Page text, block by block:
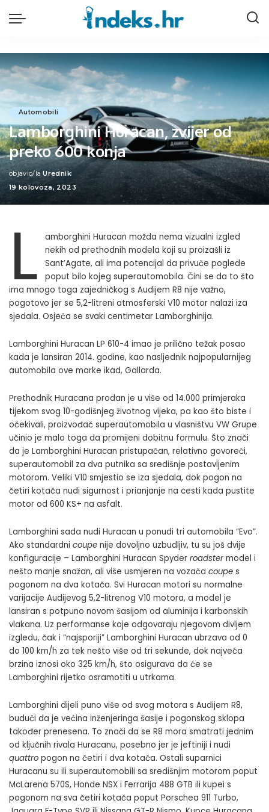
Automobili
Lamborghini Huracan, zvijer od
preko 600 konja
Posted
by
objavio/la Urednik
19 kolovoza, 2023
L
amborghini Huracan možda nema vizualni izgled
nekih od prethodnih modela koji su proizašli iz
Sant’Agate, ali ima potencijal da privuče poglede
poput bilo kojeg superautomobila. Čini se da to što
ima mnogo toga zajedničkog s Audijem R8 nije važno,
pogotovo jer se 5,2-litreni atmosferski V10 motor nalazi iza
sjedala. Osjeća se svaki centimetar Lamborghinija.
Lamborghini Huracan LP 610-4 imao je prilično težak posao
kada je lansiran 2014. godine, kao nasljednik najpopularnijeg
automobila ove marke ikad, Gallarda.
Prethodnik Huracana prodan je u više od 14.000 primjeraka
tijekom svog 10-godišnjeg životnog vijeka, pa kao što biste i
očekivali, proizvođač superautomobila u vlasništvu VW Grupe
učinio je malo toga da promijeni dobitnu formulu. Što znači
da je Lamborghini Huracan pristupačan, relativno govoreći,
superautomobil za dva putnika sa središnje postavljenim
motorom. Veliki V10 smjestio se iza sjedala, dok pogon na
četiri kotača nudi sigurnost i prianjanje na cesti kada pustite
motor od 600 KS+ na asfalt.
Lamborghini sada nudi Huracan u ponudi tri automobila “Evo”.
Ako standardni coupe nije dovoljno uzbudljiv, tu su još dvije
konfiguracije – Lamborghini Huracan Spyder roadster model i
nešto manje snažan, ali više usmjeren na vozača coupe s
pogonom na dva kotača. Svi Huracan motori su normalne
varijacije Audijevog 5,2-litrenog V10 motora, a model je
lansiran s potpuno novom šasijom od aluminija i karbonskih
vlakana. Uz performanse koje odgovaraju njegovom divljem
izgledu, čak i “najsporiji” Lamborghini Huracan ubrzava od 0
do 100 km/h za tek nešto više od tri sekunde, dok najveća
brzina iznosi oko 325 km/h, što osigurava da će se
Lamborghini rijetko osramotiti u utrkama.
Lamborghini dijeli puno više od svog motora s Audijem R8,
budući da je većina inženjeringa šasije i pogonskog sklopa
također prenesena. To znači da se R8 mora smatrati jednim
od ključnih rivala Huracanu, posebno jer je jeftiniji i nudi
quattro pogon na četiri i dva kotača. Ostali suparnici
Huracanu su ili superautomobili sa središnjim motorom poput
McLarena 570S, Honde NSX i Ferrarija 488 GTB ili kupei s
pogonom na sva četiri kotača poput Porschea 911 Turbo,